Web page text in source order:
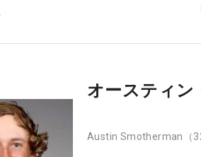
オースティン
Austin Smotherman （